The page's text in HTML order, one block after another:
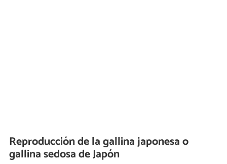
Reproducción de la gallina japonesa o
gallina sedosa de Japón